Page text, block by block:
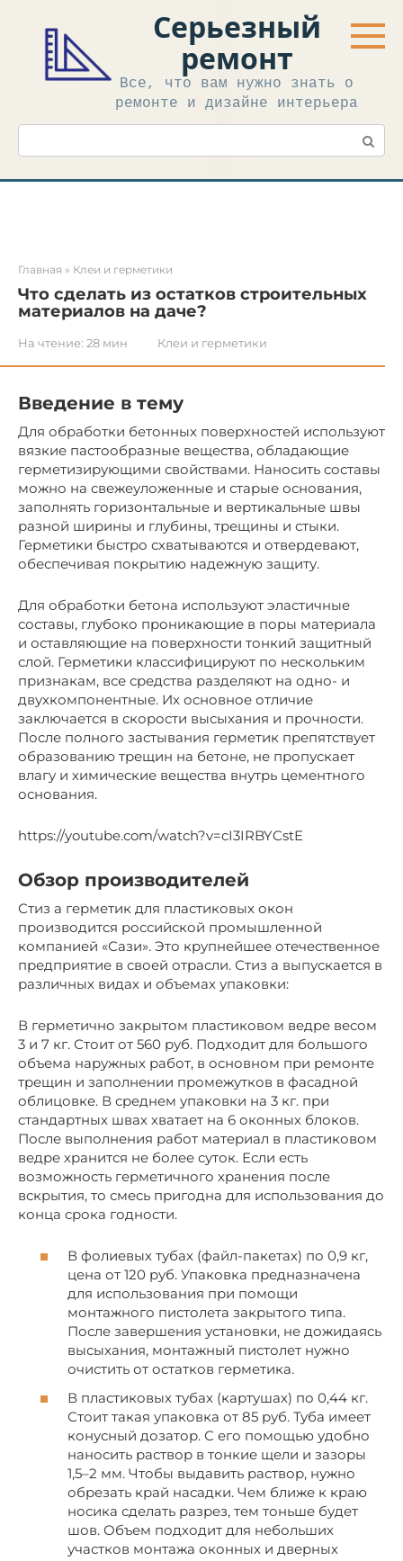
контенту
Серьезный
ремонт
Все, что вам нужно знать о
ремонте и дизайне интерьера
Поиск:
Главная » Клеи и герметики
Что сделать из остатков строительных
материалов на даче?
На чтение: 28 мин Клеи и герметики
Введение в тему
Для обработки бетонных поверхностей используют
вязкие пастообразные вещества, обладающие
герметизирующими свойствами. Наносить составы
можно на свежеуложенные и старые основания,
заполнять горизонтальные и вертикальные швы
разной ширины и глубины, трещины и стыки.
Герметики быстро схватываются и отвердевают,
обеспечивая покрытию надежную защиту.
Для обработки бетона используют эластичные
составы, глубоко проникающие в поры материала
и оставляющие на поверхности тонкий защитный
слой. Герметики классифицируют по нескольким
признакам, все средства разделяют на одно- и
двухкомпонентные. Их основное отличие
заключается в скорости высыхания и прочности.
После полного застывания герметик препятствует
образованию трещин на бетоне, не пропускает
влагу и химические вещества внутрь цементного
основания.
https://youtube.com/watch?v=cI3IRBYCstE
Обзор производителей
Стиз а герметик для пластиковых окон
производится российской промышленной
компанией «Сази». Это крупнейшее отечественное
предприятие в своей отрасли. Стиз а выпускается в
различных видах и объемах упаковки:
В герметично закрытом пластиковом ведре весом
3 и 7 кг. Стоит от 560 руб. Подходит для большого
объема наружных работ, в основном при ремонте
трещин и заполнении промежутков в фасадной
облицовке. В среднем упаковки на 3 кг. при
стандартных швах хватает на 6 оконных блоков.
После выполнения работ материал в пластиковом
ведре хранится не более суток. Если есть
возможность герметичного хранения после
вскрытия, то смесь пригодна для использования до
конца срока годности.
В фолиевых тубах (файл-пакетах) по 0,9 кг,
цена от 120 руб. Упаковка предназначена
для использования при помощи
монтажного пистолета закрытого типа.
После завершения установки, не дожидаясь
высыхания, монтажный пистолет нужно
очистить от остатков герметика.
В пластиковых тубах (картушах) по 0,44 кг.
Стоит такая упаковка от 85 руб. Туба имеет
конусный дозатор. С его помощью удобно
наносить раствор в тонкие щели и зазоры
1,5–2 мм. Чтобы выдавить раствор, нужно
обрезать край насадки. Чем ближе к краю
носика сделать разрез, тем тоньше будет
шов. Объем подходит для небольших
участков монтажа оконных и дверных